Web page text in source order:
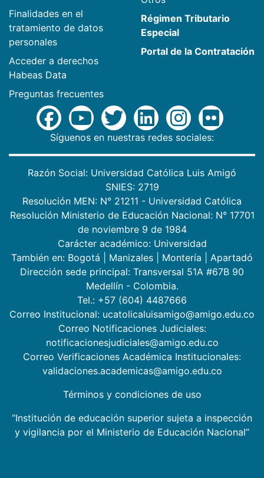
Finalidades en el
tratamiento de datos
personales
Acceder a derechos
Habeas Data
Preguntas frecuentes
Régimen Tributario
Especial
Portal de la Contratación
Síguenos en nuestras redes sociales:
Razón Social: Universidad Católica Luis Amigó
SNIES: 2719
Resolución MEN: N° 21211 - Universidad Católica
Resolución Ministerio de Educación Nacional: N° 17701
de noviembre 9 de 1984
Carácter académico: Universidad
También en: Bogotá Manizales Montería
Apartadó
Dirección sede principal: Transversal 51A #67B 90
Medellín - Colombia.
Tel.: +57 (604) 4487666
Correo Institucional: ucatolicaluisamigo@amigo.edu.co
Correo Notificaciones Judiciales:
notificacionesjudiciales@amigo.edu.co
Correo Verificaciones Académica Institucionales:
validaciones.academicas@amigo.edu.co
Términos y condiciones de uso
“Institución de educación superior sujeta a inspección
y vigilancia por el Ministerio de Educación Nacional”